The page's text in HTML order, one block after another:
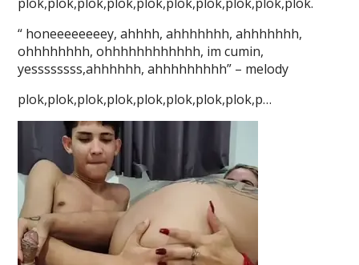
“ honeeeeeeeey, ahhhh, ahhhhhhh, ahhhhhhh,
ohhhhhhhh, ohhhhhhhhhhhh, im cumin,
yessssssss,ahhhhhh, ahhhhhhhhh” – melody
plok,plok,plok,plok,plok,plok,plok,plok,p…